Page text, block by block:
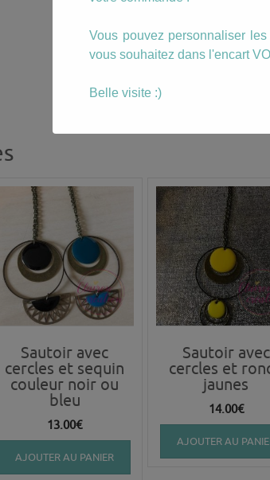
N’hésitez pas à
Sautoir avec
cercles et sequin
couleur noir ou
bleu
13.00€
AJOUTER AU PANIER
Sautoir avec
cercles et
jaunes
14.00€
AJOUTER AU
Vous pouvez personnaliser
vous souhaitez dans l'encart
Belle visite :)